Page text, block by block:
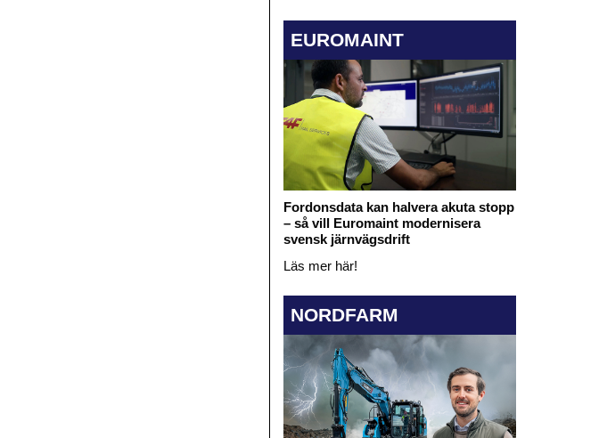
EUROMAINT
Fordonsdata kan halvera akuta stopp
– så vill Euromaint modernisera
svensk järnvägsdrift
Läs mer här!
NORDFARM